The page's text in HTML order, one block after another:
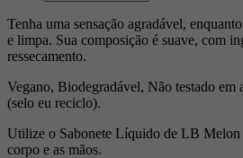
Tenha uma sensação agradável,
e limpa. Sua composição é suave, com
ressecamento.
Vegano, Biodegradável, Não testado em
(selo eu reciclo).
Utilize o Sabonete Líquido de LB Melon
corpo e as mãos.